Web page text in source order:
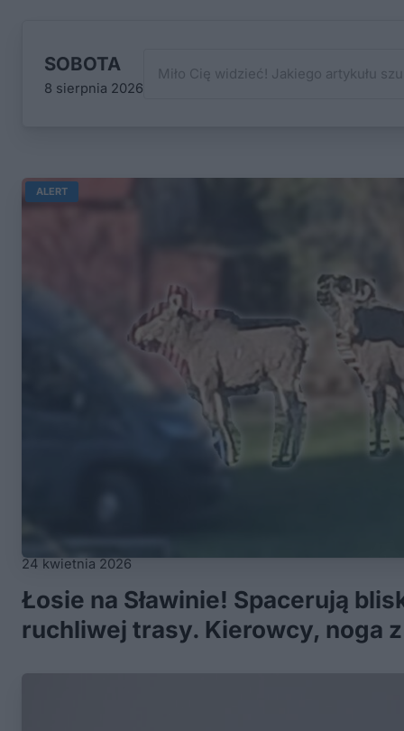
SOBOTA
8 sierpnia 2026
ALERT
24 kwietnia 2026
Łosie na Sławinie! Spacerują
ruchliwej trasy. Kierowcy, noga